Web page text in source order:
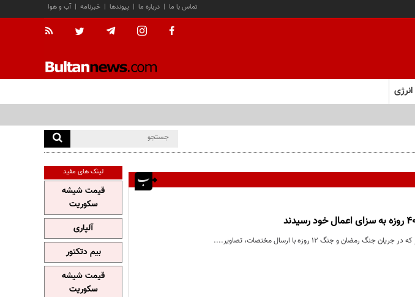
آب و هوا | خبرنامه | پیوندها | درباره ما | تماس با ما
انرژی
لینک های مفید
قیمت شیشه
سکوریت
آلپاری
بیم دتکتور
قیمت شیشه
سکوریت